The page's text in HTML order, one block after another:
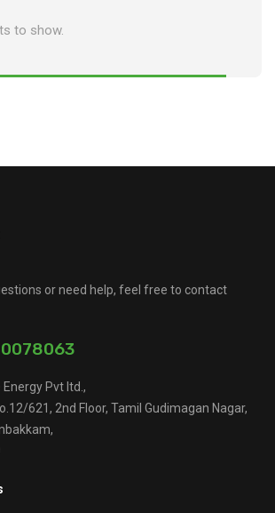
to show.
or need help, feel free to contact
Pvt ltd.,
621, 2nd Floor, Tamil Gudimagan Nagar,